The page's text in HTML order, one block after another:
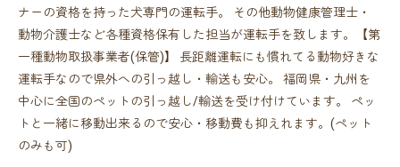
ナーの資格を持った犬専門の運転手。 その他動物健康管理士・
動物介護士など各種資格保有した担当が運転手を致します。【第
一種動物取扱事業者(保管)】 長距離運転にも慣れてる動物好きな
運転手なので県外への引っ越し・輸送も安心。 福岡県・九州を
中心に全国のペットの引っ越し/輸送を受け付けています。 ペッ
トと一緒に移動出来るので安心・移動費も抑えれます。(ペット
のみも可)